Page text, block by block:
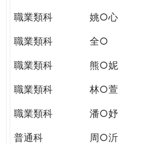
職業類科
姚○心
職業類科
全○
職業類科
熊○妮
職業類科
林○萱
職業類科
潘○妤
普通科
周○沂